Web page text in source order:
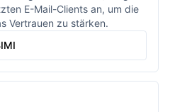
E-Mail-Clients an, um die
Vertrauen zu stärken.